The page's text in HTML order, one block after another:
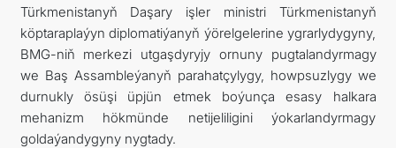
Türkmenistanyň Daşary işler ministri Türkmenistanyň
köptaraplaýyn diplomatiýanyň ýörelgelerine ygrarlydygyny,
BMG-niň merkezi utgaşdyryjy ornuny pugtalandyrmagy
we Baş Assambleýanyň parahatçylygy, howpsuzlygy we
durnukly ösüşi üpjün etmek boýunça esasy halkara
mehanizm hökmünde netijeliligini ýokarlandyrmagy
goldaýandygyny nygtady.